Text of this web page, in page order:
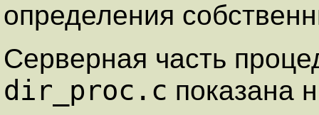
определения
Серверная часть
dir_proc.c показана